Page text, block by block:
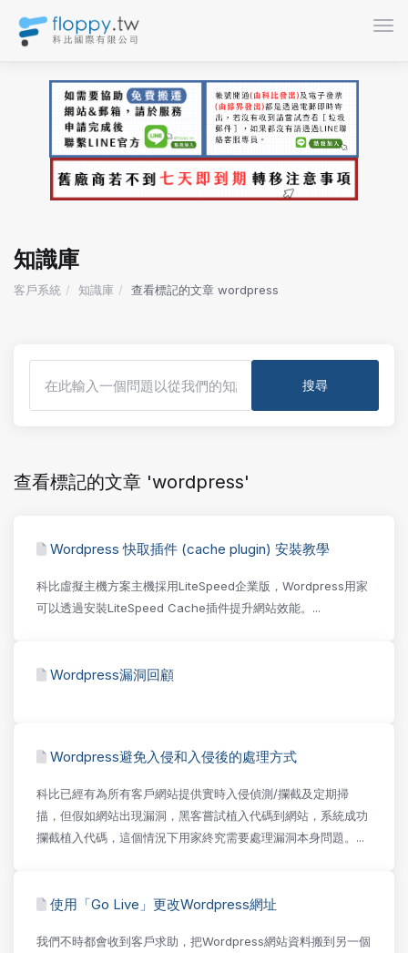
切
知識庫
客戶系統 知識庫 查看標記的文章 wordpress
查看標記的文章 'wordpress'
Wordpress 快取插件 (cache plugin) 安裝教學
科比虛擬主機方案主機採用LiteSpeed企業版，Wordpress用家
可以透過安裝LiteSpeed Cache插件提升網站效能。...
Wordpress漏洞回顧
Wordpress避免入侵和入侵後的處理方式
科比已經有為所有客戶網站提供實時入侵偵測/攔截及定期掃
描，但假如網站出現漏洞，黑客嘗試植入代碼到網站，系統成功
攔截植入代碼，這個情況下用家終究需要處理漏洞本身問題。...
使用「Go Live」更改Wordpress網址
我們不時都會收到客戶求助，把Wordpress網站資料搬到另一個